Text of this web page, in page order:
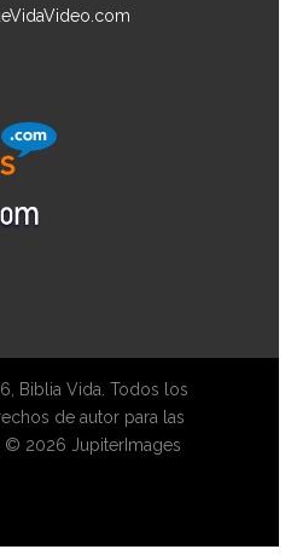
Biblia Vida. Todos los
de autor para las
© 2026 JupiterImages